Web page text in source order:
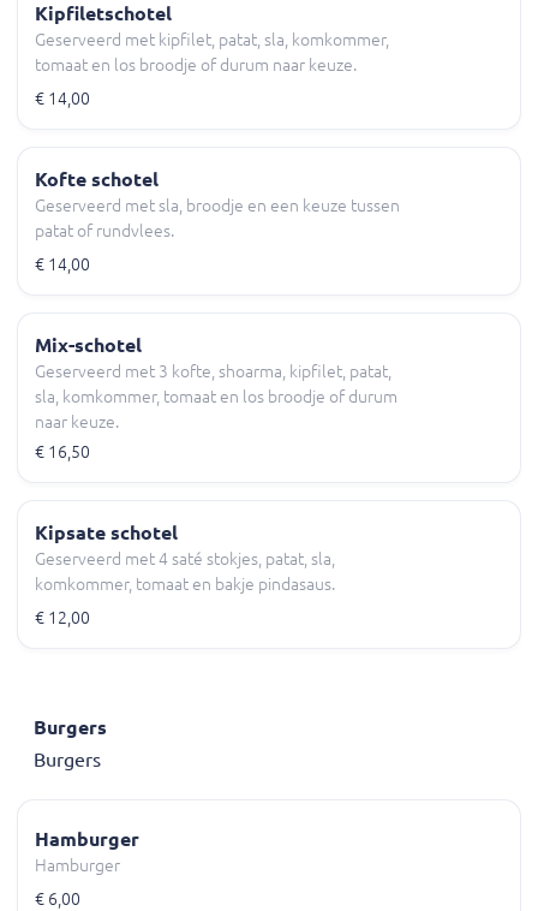
Kipfiletschotel
Geserveerd met kipfilet, patat, sla, komkommer,
tomaat en los broodje of durum naar keuze.
€ 14,00
Kofte schotel
Geserveerd met sla, broodje en een keuze tussen
patat of rundvlees.
€ 14,00
Mix-schotel
Geserveerd met 3 kofte, shoarma, kipfilet, patat,
sla, komkommer, tomaat en los broodje of durum
naar keuze.
€ 16,50
Kipsate schotel
Geserveerd met 4 saté stokjes, patat, sla,
komkommer, tomaat en bakje pindasaus.
€ 12,00
Burgers
Burgers
Hamburger
Hamburger
€ 6,00